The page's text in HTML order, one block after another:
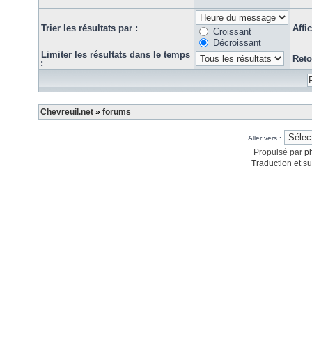
Trier les résultats par :
Croissant
Décroissant
Limiter les résultats dans le temps
:
Chevreuil.net » forums
Aller vers :
Propulsé par
Traduction et